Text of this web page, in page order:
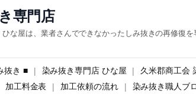
専門店
屋は、業者さんでできなかったしみ抜きの再修復を
抜き ■ 染み抜き専門店 ひな屋 久米郡商工会
加工料金表 加工依頼の流れ 染み抜き職人ブ